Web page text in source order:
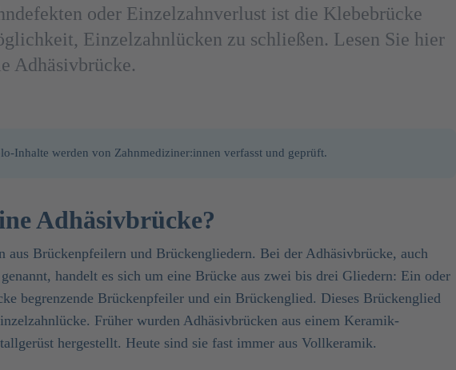
oder Einzelzahnverlust ist die Klebebrücke
Einzelzahnlücken zu schließen. Lesen Sie hier
Adhäsivbrücke.
Inhalte werden von Zahnmediziner:innen verfasst und geprüft.
Adhäsivbrücke?
aus Brückenpfeilern und Brückengliedern. Bei der Adhäsivbrücke, auch
handelt es sich um eine Brücke aus zwei bis drei Gliedern: Ein oder
begrenzende Brückenpfeiler und ein Brückenglied. Dieses Brückenglied
Früher wurden Adhäsivbrücken aus einem Keramik-
hergestellt. Heute sind sie fast immer aus Vollkeramik.